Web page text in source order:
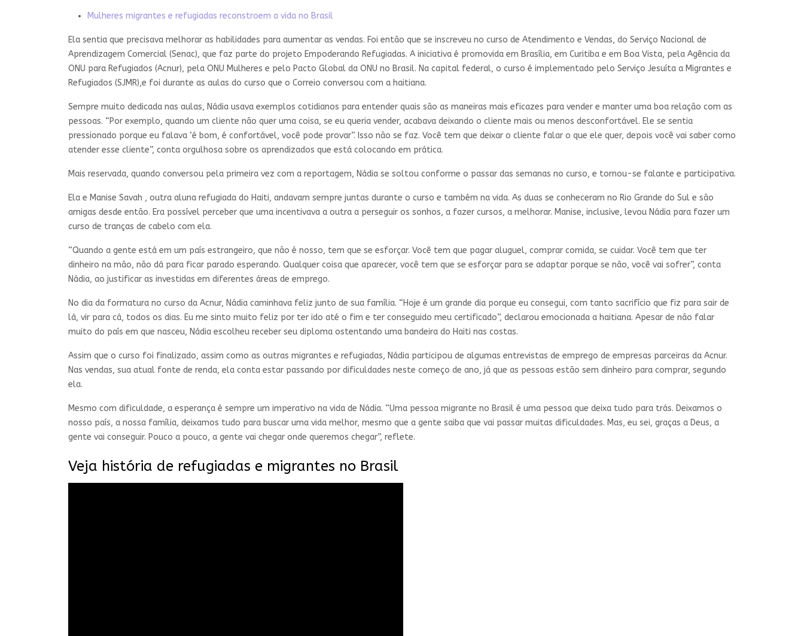
Mulheres migrantes e refugiadas reconstroem a vida no Brasil
Ela sentia que precisava melhorar as habilidades para aumentar as vendas. Foi então que se inscreveu no curso de Atendimento e Vendas, do Serviço Nacional de
Aprendizagem Comercial (Senac), que faz parte do projeto Empoderando Refugiadas. A iniciativa é promovida em Brasília, em Curitiba e em Boa Vista, pela Agência da
ONU para Refugiados (Acnur), pela ONU Mulheres e pelo Pacto Global da ONU no Brasil. Na capital federal, o curso é implementado pelo Serviço Jesuíta a Migrantes e
Refugiados (SJMR),e foi durante as aulas do curso que o Correio conversou com a haitiana.
Sempre muito dedicada nas aulas, Nádia usava exemplos cotidianos para entender quais são as maneiras mais eficazes para vender e manter uma boa relação com as
pessoas. “Por exemplo, quando um cliente não quer uma coisa, se eu queria vender, acabava deixando o cliente mais ou menos desconfortável. Ele se sentia
pressionado porque eu falava ‘é bom, é confortável, você pode provar”. Isso não se faz. Você tem que deixar o cliente falar o que ele quer, depois você vai saber como
atender esse cliente”, conta orgulhosa sobre os aprendizados que está colocando em prática.
Mais reservada, quando conversou pela primeira vez com a reportagem, Nádia se soltou conforme o passar das semanas no curso, e tornou-se falante e participativa.
Ela e Manise Savah , outra aluna refugiada do Haiti, andavam sempre juntas durante o curso e também na vida. As duas se conheceram no Rio Grande do Sul e são
amigas desde então. Era possível perceber que uma incentivava a outra a perseguir os sonhos, a fazer cursos, a melhorar. Manise, inclusive, levou Nádia para fazer um
curso de tranças de cabelo com ela.
“Quando a gente está em um país estrangeiro, que não é nosso, tem que se esforçar. Você tem que pagar aluguel, comprar comida, se cuidar. Você tem que ter
dinheiro na mão, não dá para ficar parado esperando. Qualquer coisa que aparecer, você tem que se esforçar para se adaptar porque se não, você vai sofrer”, conta
Nádia, ao justificar as investidas em diferentes áreas de emprego.
No dia da formatura no curso da Acnur, Nádia caminhava feliz junto de sua família. “Hoje é um grande dia porque eu consegui, com tanto sacrifício que fiz para sair de
lá, vir para cá, todos os dias. Eu me sinto muito feliz por ter ido até o fim e ter conseguido meu certificado”, declarou emocionada a haitiana. Apesar de não falar
muito do país em que nasceu, Nádia escolheu receber seu diploma ostentando uma bandeira do Haiti nas costas.
Assim que o curso foi finalizado, assim como as outras migrantes e refugiadas, Nádia participou de algumas entrevistas de emprego de empresas parceiras da Acnur.
Nas vendas, sua atual fonte de renda, ela conta estar passando por dificuldades neste começo de ano, já que as pessoas estão sem dinheiro para comprar, segundo
ela.
Mesmo com dificuldade, a esperança é sempre um imperativo na vida de Nádia. “Uma pessoa migrante no Brasil é uma pessoa que deixa tudo para trás. Deixamos o
nosso país, a nossa família, deixamos tudo para buscar uma vida melhor, mesmo que a gente saiba que vai passar muitas dificuldades. Mas, eu sei, graças a Deus, a
gente vai conseguir. Pouco a pouco, a gente vai chegar onde queremos chegar”, reflete.
Veja história de refugiadas e migrantes no Brasil